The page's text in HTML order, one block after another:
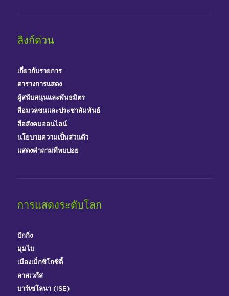
ลิงก์ด่วน
เกี่ยวกับรายการ
ตารางการแสดง
ผู้สนับสนุนและพันธมิตร
สื่อมวลชนและประชาสัมพันธ์
สื่อสังคมออนไลน์
นโยบายความเป็นส่วนตัว
แสดงคำถามที่พบบ่อย
การแสดงระดับโลก
ปักกิ่ง
มุมไบ
เมืองเม็กซิโกซิตี้
ลาสเวกัส
บาร์เซโลนา (ISE)